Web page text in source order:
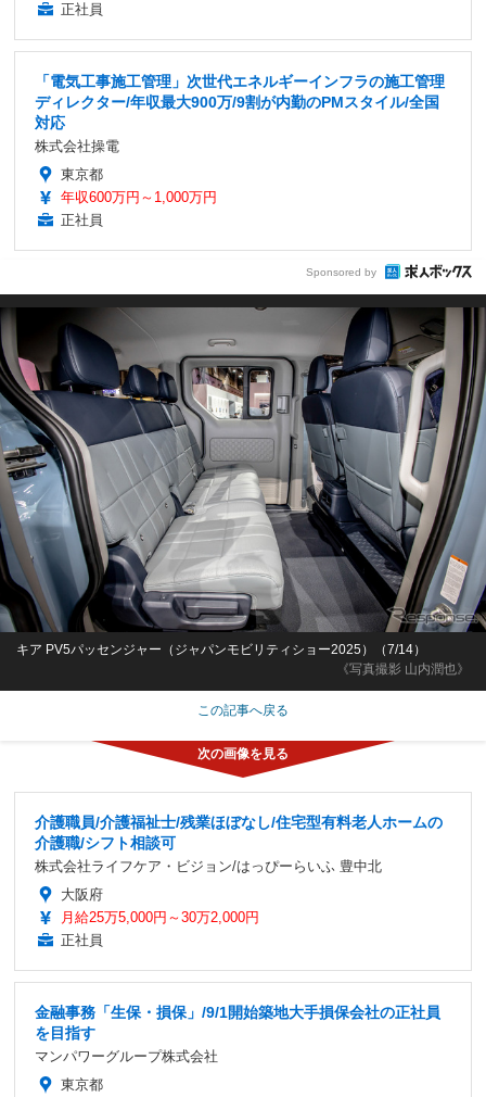
正社員
「電気工事施工管理」次世代エネルギーインフラの施工管理
ディレクター/年収最大900万/9割が内勤のPMスタイル/全国
対応
株式会社操電
東京都
年収600万円～1,000万円
正社員
Sponsored by
《写真撮影 山内潤也》
キア PV5パッセンジャー（ジャパンモビリティショー2025）（7/14）
この記事へ戻る
介護職員/介護福祉士/残業ほぼなし/住宅型有料老人ホームの
介護職/シフト相談可
株式会社ライフケア・ビジョン/はっぴーらいふ 豊中北
大阪府
月給25万5,000円～30万2,000円
正社員
金融事務「生保・損保」/9/1開始築地大手損保会社の正社員
を目指す
マンパワーグループ株式会社
東京都